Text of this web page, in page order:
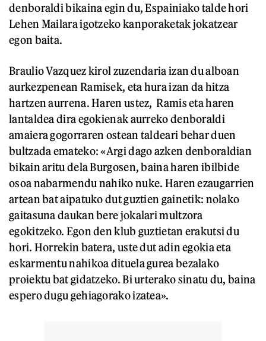
denboraldi bikaina egin du, Espainiako talde hori
Lehen Mailara igotzeko kanporaketak jokatzear
egon baita.
Braulio Vazquez kirol zuzendaria izan du alboan
aurkezpenean Ramisek, eta hura izan da hitza
hartzen aurrena. Haren ustez, Ramis eta haren
lantaldea dira egokienak aurreko denboraldi
amaiera gogorraren ostean taldeari behar duen
bultzada emateko: «Argi dago azken denboraldian
bikain aritu dela Burgosen, baina haren ibilbide
osoa nabarmendu nahiko nuke. Haren ezaugarrien
artean bat aipatuko dut guztien gainetik: nolako
gaitasuna daukan bere jokalari multzora
egokitzeko. Egon den klub guztietan erakutsi du
hori. Horrekin batera, uste dut adin egokia eta
eskarmentu nahikoa dituela gurea bezalako
proiektu bat gidatzeko. Bi urterako sinatu du, baina
espero dugu gehiagorako izatea».